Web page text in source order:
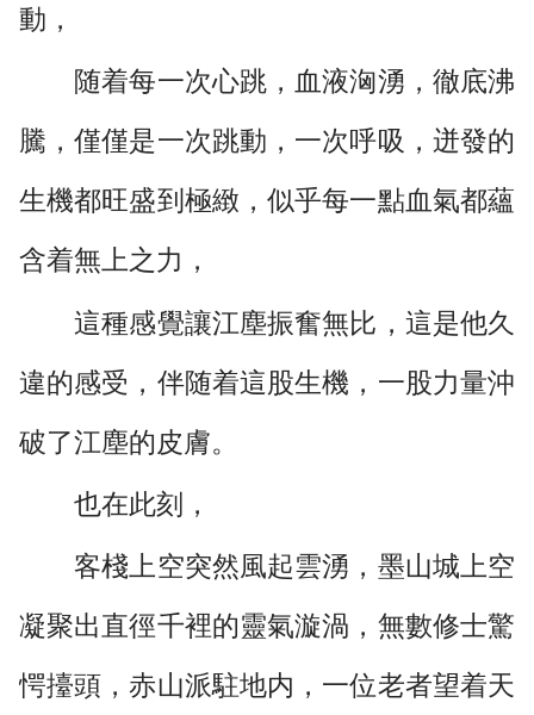
動，
随着每一次心跳，血液洶湧，徹底沸
騰，僅僅是一次跳動，一次呼吸，迸發的
生機都旺盛到極緻，似乎每一點血氣都蘊
含着無上之力，
這種感覺讓江塵振奮無比，這是他久
違的感受，伴随着這股生機，一股力量沖
破了江塵的皮膚。
也在此刻，
客棧上空突然風起雲湧，墨山城上空
凝聚出直徑千裡的靈氣漩渦，無數修士驚
愕擡頭，赤山派駐地内，一位老者望着天